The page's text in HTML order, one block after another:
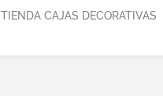
TIENDA CAJAS DECORATIVAS